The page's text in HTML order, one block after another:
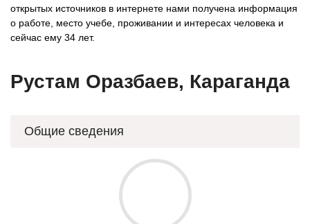
открытых источников в интернете нами получена информация
о работе, место учебе, проживании и интересах человека и
сейчас ему 34 лет.
Рустам Оразбаев, Караганда
Общие сведения